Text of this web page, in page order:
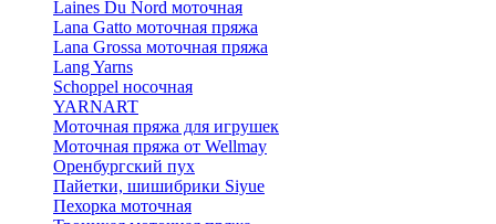
Laines Du Nord моточная
Lana Gatto моточная пряжа
Lana Grossa моточная пряжа
Lang Yarns
Schoppel носочная
YARNART
Моточная пряжа для игрушек
Моточная пряжа от Wellmay
Оренбургский пух
Пайетки, шишибрики Siyue
Пехорка моточная